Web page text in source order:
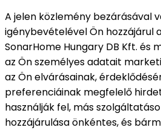
A jelen közlemény bezárásával
igénybevételével Ön hozzájárul
SonarHome Hungary DB Kft.
az Ön személyes adatait
az Ön elvárásainak,
preferenciáinak megfelelő
használják fel, más
hozzájárulása önkéntes, és